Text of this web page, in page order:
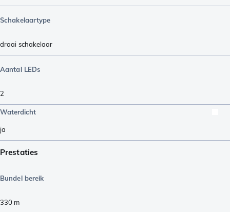
Schakelaartype
draai schakelaar
Aantal LEDs
2
Waterdicht
ja
Prestaties
Bundel bereik
330 m